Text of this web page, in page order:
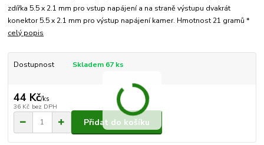
zdířka 5.5 x 2.1 mm pro vstup napájení a na straně výstupu dvakrát
konektor 5.5 x 2.1 mm pro výstup napájení kamer. Hmotnost 21 gramů *
celý popis
Dostupnost Skladem 67 ks
44 Kč/ks
36 Kč bez DPH
Přidat do košíku